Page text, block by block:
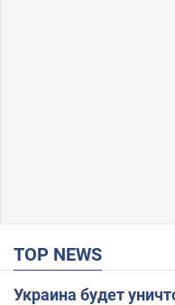
TOP NEWS
Украина будет